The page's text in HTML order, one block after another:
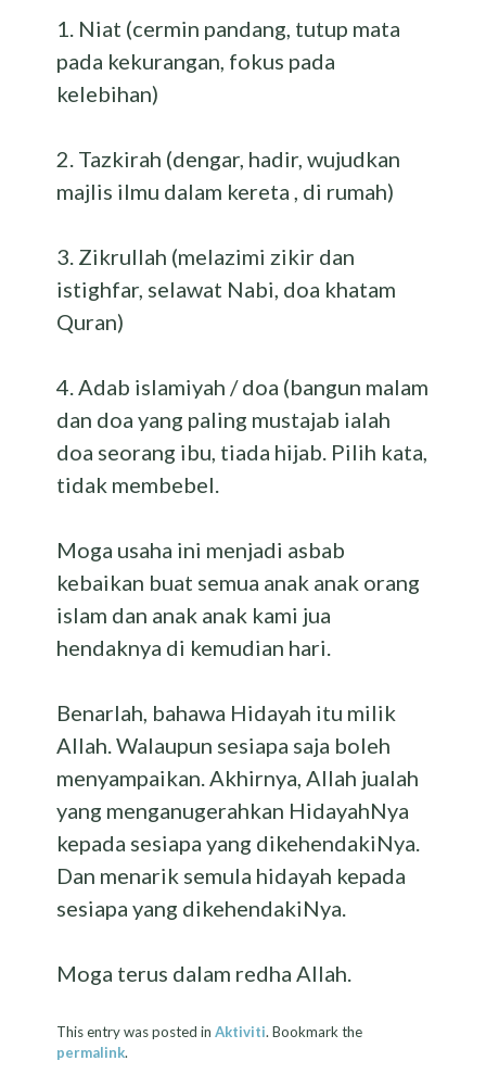
1. Niat (cermin pandang, tutup mata
pada kekurangan, fokus pada
kelebihan)
2. Tazkirah (dengar, hadir, wujudkan
majlis ilmu dalam kereta , di rumah)
3. Zikrullah (melazimi zikir dan
istighfar, selawat Nabi, doa khatam
Quran)
4. Adab islamiyah / doa (bangun malam
dan doa yang paling mustajab ialah
doa seorang ibu, tiada hijab. Pilih kata,
tidak membebel.
Moga usaha ini menjadi asbab
kebaikan buat semua anak anak orang
islam dan anak anak kami jua
hendaknya di kemudian hari.
Benarlah, bahawa Hidayah itu milik
Allah. Walaupun sesiapa saja boleh
menyampaikan. Akhirnya, Allah jualah
yang menganugerahkan HidayahNya
kepada sesiapa yang dikehendakiNya.
Dan menarik semula hidayah kepada
sesiapa yang dikehendakiNya.
Moga terus dalam redha Allah.
This entry was posted inAktiviti. Bookmark the
permalink.